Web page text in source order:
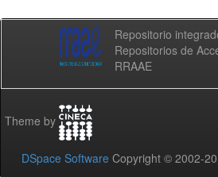
Repositorio
Repositorios de
RRAAE
Theme by
DSpace Software Copyright © 2002-